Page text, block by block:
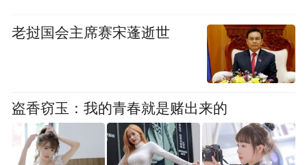
随着龙湖公益基金会对公益使命的持续践
行，对公益的认知不断迭代更新，也更加了
解受助对象的真实需求。基于此，龙湖公益
基金在战略规划上也做了全新的优化升级，
其践行善待理念的步伐将更加笃定。
老挝国会主席赛宋蓬逝世
盗香窃玉：我的青春就是赌出来的